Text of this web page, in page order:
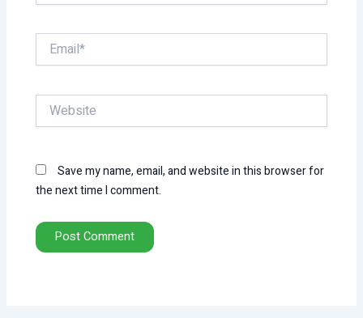
Email*
Website
Save my name, email, and website in this browser for
the next time I comment.